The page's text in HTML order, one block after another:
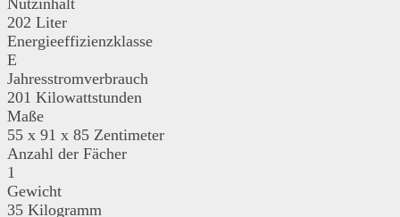
Nutzinhalt
202 Liter
Energieeffizienzklasse
E
Jahresstromverbrauch
201 Kilowattstunden
Maße
‎55 x 91 x 85 Zentimeter
Anzahl der Fächer
1
Gewicht
35 Kilogramm